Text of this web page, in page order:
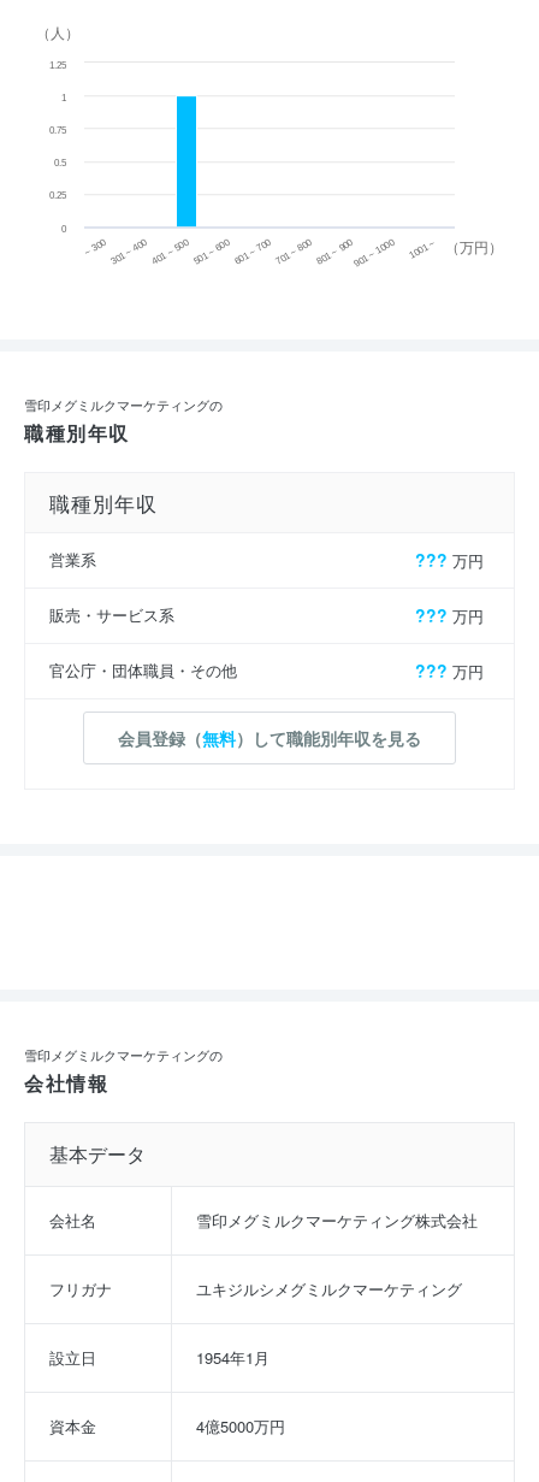
（万円）
（人）
~ 300 301 ~ 400 401 ~ 500501 ~ 600601 ~ 700701 ~ 800801 ~ 900901 ~ 1000 1001 ~
0
1
0.25
0.5
0.75
1.25
雪印メグミルクマーケティングの
職種別年収
職種別年収
営業系 ??? 万円
販売・サービス系 ??? 万円
官公庁・団体職員・その他 ??? 万円
会員登録（無料）して職能別年収を見る
雪印メグミルクマーケティングの
会社情報
基本データ
会社名 雪印メグミルクマーケティング株式会社
フリガナ ユキジルシメグミルクマーケティング
設立日 1954年1月
資本金 4億5000万円